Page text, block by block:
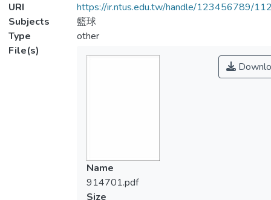
URI
https://ir.ntus.edu.tw/handle/123456789/
Subjects
籃球
Type
other
File(s)
Name
914701.pdf
Size